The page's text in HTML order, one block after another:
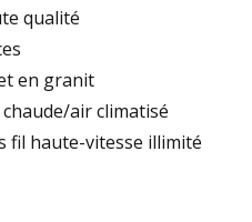
qualité
en granit
air climatisé
fil haute-vitesse illimité